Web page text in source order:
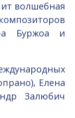
волшебная
Буржоа и
Елена
Залюбич